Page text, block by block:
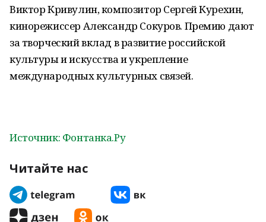
Виктор Кривулин, композитор Сергей Курехин,
кинорежиссер Александр Сокуров. Премию дают
за творческий вклад в развитие российской
культуры и искусства и укрепление
международных культурных связей.
Источник: Фонтанка.Ру
Читайте нас